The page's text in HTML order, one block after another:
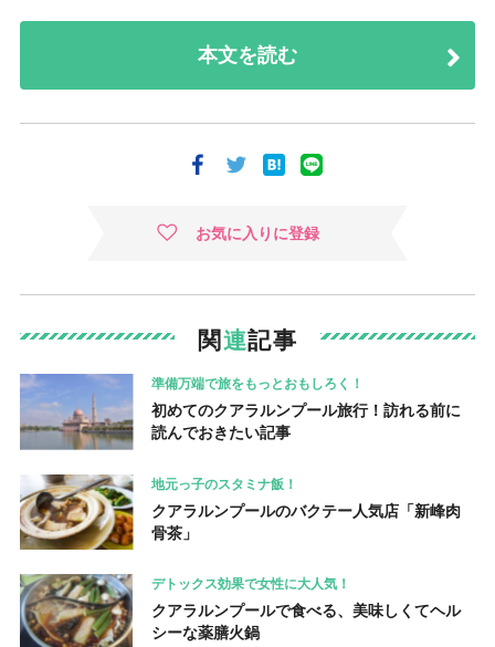
本文を読む
お気に入りに登録
関連記事
準備万端で旅をもっとおもしろく！
初めてのクアラルンプール旅行！訪れる前に
読んでおきたい記事
地元っ子のスタミナ飯！
クアラルンプールのバクテー人気店「新峰肉
骨茶」
デトックス効果で女性に大人気！
クアラルンプールで食べる、美味しくてヘル
シーな薬膳火鍋